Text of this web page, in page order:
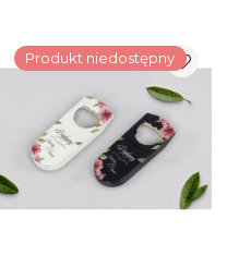
Produkt niedostępny